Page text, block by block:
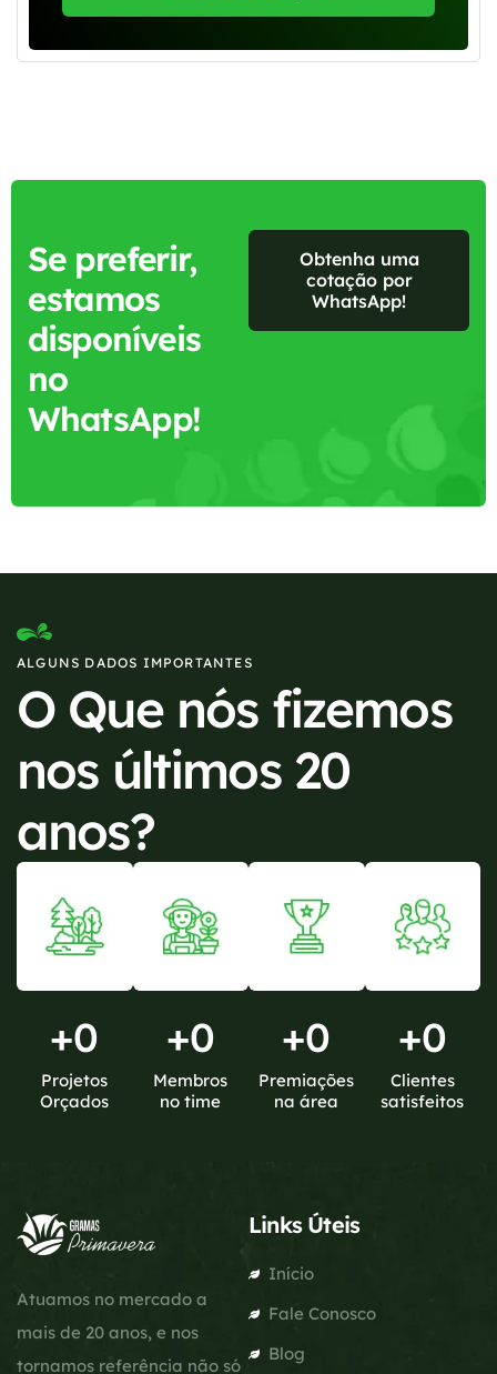
Se preferir,
estamos
disponíveis
no
WhatsApp!
Obtenha uma
cotação por
WhatsApp!
ALGUNS DADOS IMPORTANTES
O Que nós fizemos
nos últimos 20
anos?
+0
Projetos
Orçados
+0
Membros
no time
+0
Premiações
na área
+0
Clientes
satisfeitos
Atuamos no mercado a
mais de 20 anos, e nos
tornamos referência não só
Links Úteis
Início
Fale Conosco
Blog